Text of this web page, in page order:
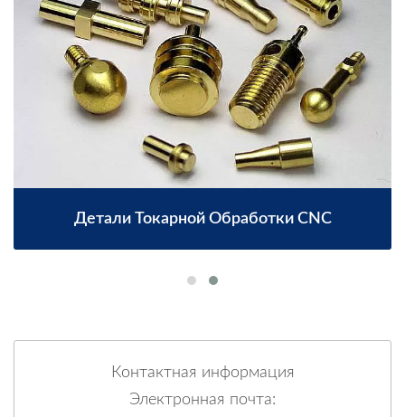
Детали Токарной Обработки CNC
Контактная информация
Электронная почта: